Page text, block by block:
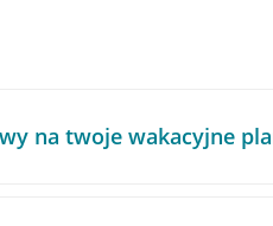
na twoje wakacyjne